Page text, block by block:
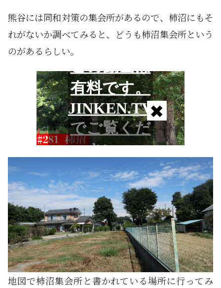
熊谷には同和対策の集会所があるので、柿沼にもそ
れがないか調べてみると、どうも柿沼集会所という
のがあるらしい。
地図で柿沼集会所と書かれている場所に行ってみ